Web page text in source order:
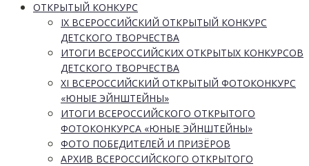
ОТКРЫТЫЙ КОНКУРС
IX ВСЕРОССИЙСКИЙ ОТКРЫТЫЙ КОНКУРС
ДЕТСКОГО ТВОРЧЕСТВА
ИТОГИ ВСЕРОССИЙСКИХ ОТКРЫТЫХ КОНКУРСОВ
ДЕТСКОГО ТВОРЧЕСТВА
XI ВСЕРОССИЙСКИЙ ОТКРЫТЫЙ ФОТОКОНКУРС
«ЮНЫЕ ЭЙНШТЕЙНЫ»
ИТОГИ ВСЕРОССИЙСКОГО ОТКРЫТОГО
ФОТОКОНКУРСА «ЮНЫЕ ЭЙНШТЕЙНЫ»
ФОТО ПОБЕДИТЕЛЕЙ И ПРИЗЁРОВ
АРХИВ ВСЕРОССИЙСКОГО ОТКРЫТОГО